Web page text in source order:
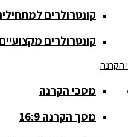
שקועים
סאבים
קונטרולרים למתחילים
קונטרולרים מקצועיים
מסכי הקרנה
מסך הקרנה 16:9